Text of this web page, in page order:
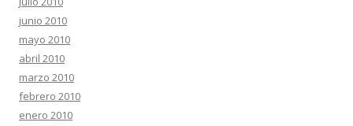
junio 2010
mayo 2010
abril 2010
marzo 2010
febrero 2010
enero 2010